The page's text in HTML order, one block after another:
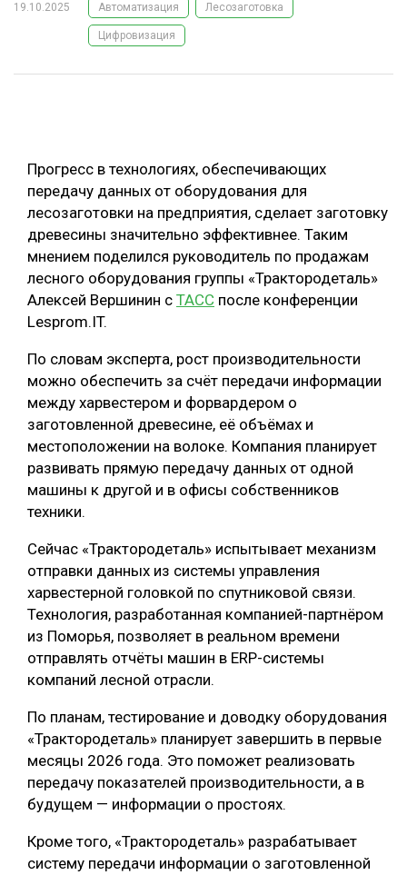
ЦИФРОВАЯ СРЕДА
ЦБП
КОМПЛЕКСНАЯ ПЕРЕРАБОТКА
ЛЕСОПИЛЕНИЕ
ДЕРЕВЯННОЕ ДОМОСТРОЕНИЕ
СОРТИРОВКА ДРЕВЕСИНЫ
СУШКА ДРЕВЕСИНЫ
МЕБЕЛЬНОЕ ПРОИЗВОДСТВО
19.10.2025 Автоматизация Лесозаготовка
Цифровизация
Прогресс в технологиях, обеспечивающих
передачу данных от оборудования для
лесозаготовки на предприятия, сделает заготовку
древесины значительно эффективнее. Таким
мнением поделился руководитель по продажам
лесного оборудования группы «Трактородеталь»
Алексей Вершинин с ТАСС после конференции
Lesprom.IT.
По словам эксперта, рост производительности
можно обеспечить за счёт передачи информации
между харвестером и форвардером о
заготовленной древесине, её объёмах и
местоположении на волоке. Компания планирует
развивать прямую передачу данных от одной
машины к другой и в офисы собственников
техники.
Сейчас «Трактородеталь» испытывает механизм
отправки данных из системы управления
харвестерной головкой по спутниковой связи.
Технология, разработанная компанией-партнёром
из Поморья, позволяет в реальном времени
отправлять отчёты машин в ERP-системы
компаний лесной отрасли.
По планам, тестирование и доводку оборудования
«Трактородеталь» планирует завершить в первые
месяцы 2026 года. Это поможет реализовать
передачу показателей производительности, а в
будущем — информации о простоях.
Кроме того, «Трактородеталь» разрабатывает
систему передачи информации о заготовленной